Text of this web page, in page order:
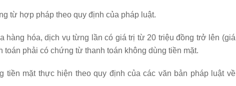
từ hợp pháp theo quy định của pháp luật.
hàng hóa, dịch vụ từng lần có giá trị từ 20 triệu đồng trở lên (giá
toán phải có chứng từ thanh toán không dùng tiền mặt.
tiền mặt thực hiện theo quy định của các văn bản pháp luật về